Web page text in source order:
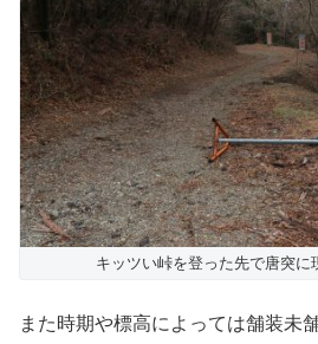
キッツい峠を登った先で唐突に
また時期や標高によっては舗装未